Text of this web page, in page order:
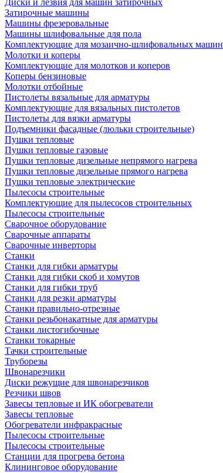
Диски и лезвия для машин затирочных
Затирочные машины
Машины фрезеровальные
Машины шлифовальные для пола
Комплектующие для мозаично-шлифовальных машин
Молотки и коперы
Комплектующие для молотков и коперов
Коперы бензиновые
Молотки отбойные
Пистолеты вязальные для арматуры
Комплектующие для вязальных пистолетов
Пистолеты для вязки арматуры
Подъемники фасадные (люльки строительные)
Пушки тепловые
Пушки тепловые газовые
Пушки тепловые дизельные непрямого нагрева
Пушки тепловые дизельные прямого нагрева
Пушки тепловые электрические
Пылесосы строительные
Комплектующие для пылесосов строительных
Пылесосы строительные
Сварочное оборудование
Сварочные аппараты
Сварочные инверторы
Станки
Станки для гибки арматуры
Станки для гибки скоб и хомутов
Станки для гибки труб
Станки для резки арматуры
Станки правильно-отрезные
Станки резьбонакатные для арматуры
Станки листогибочные
Станки токарные
Тачки строительные
Труборезы
Швонарезчики
Диски режущие для швонарезчиков
Резчики швов
Завесы тепловые и ИК обогреватели
Завесы тепловые
Обогреватели инфракрасные
Пылесосы строительные
Пылесосы строительные
Станции для прогрева бетона
Клининговое оборудование